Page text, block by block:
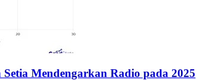
Mendengarkan Radio pada 2025